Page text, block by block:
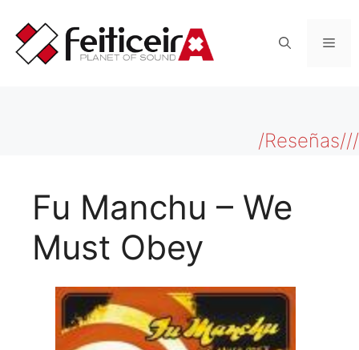
contenido
/Reseñas///
Fu Manchu – We
Must Obey